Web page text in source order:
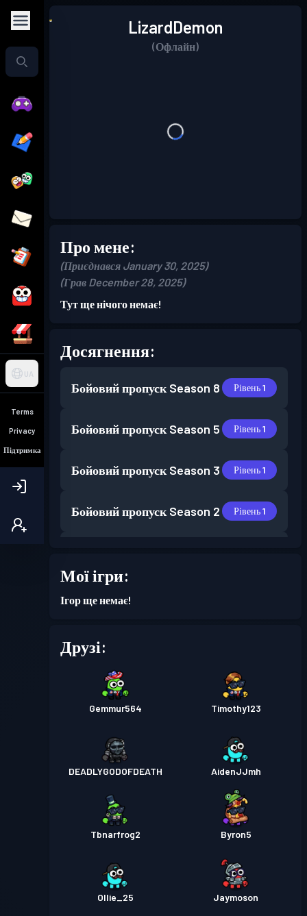
UA
Terms
Privacy
Підтримка
LizardDemon
(Офлайн)
Про мене:
(Приєднався January 30, 2025)
(Грав December 28, 2025)
Тут ще нічого немає!
Досягнення:
Бойовий пропуск Season 8 Рівень 1
Бойовий пропуск Season 5 Рівень 1
Бойовий пропуск Season 3 Рівень 1
Бойовий пропуск Season 2 Рівень 1
Мої ігри:
Ігор ще немає!
Друзі:
Gemmur564 Timothy123
DEADLYGODOFDEATH AidenJJmh
Tbnarfrog2 Byron5
Ollie_25 Jaymoson